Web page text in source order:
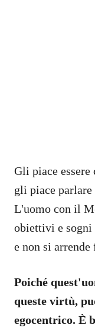
Gli piace essere
gli piace
L'uomo con il
obiettivi e sogni
e non si
Poiché
queste virtù,
egocentrico. È